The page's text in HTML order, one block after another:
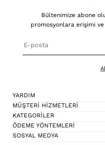
Bültenimize abone
promosyonlara erişimi ve
YARDIM
MÜŞTERİ HİZMETLERİ
KATEGORİLER
ÖDEME YÖNTEMLERİ
SOSYAL MEDYA